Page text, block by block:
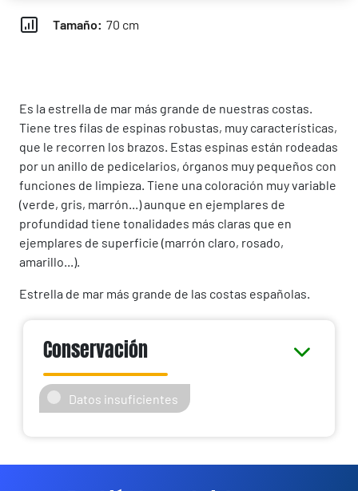
Tamaño: 70 cm
Es la estrella de mar más grande de nuestras costas.
Tiene tres filas de espinas robustas, muy características,
que le recorren los brazos. Estas espinas están rodeadas
por un anillo de pedicelarios, órganos muy pequeños con
funciones de limpieza. Tiene una coloración muy variable
(verde, gris, marrón...) aunque en ejemplares de
profundidad tiene tonalidades más claras que en
ejemplares de superficie (marrón claro, rosado,
amarillo...).
Estrella de mar más grande de las costas españolas.
Conservación
Datos insuficientes